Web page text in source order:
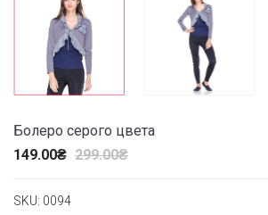
Болеро серого цвета
149.00₴ 299.00₴
SKU: 0094